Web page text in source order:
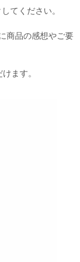
てください。
商品の感想やご要
ます。